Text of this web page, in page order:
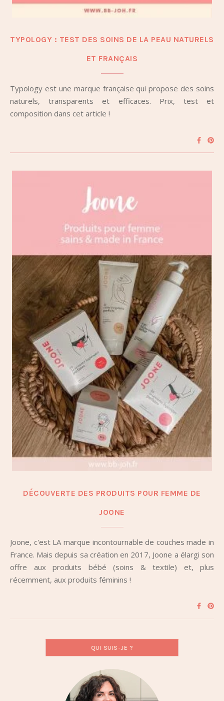
TYPOLOGY : TEST DES SOINS DE LA PEAU NATURELS
ET FRANÇAIS
Typology est une marque française qui propose des soins
naturels, transparents et efficaces. Prix, test et
composition dans cet article !
DÉCOUVERTE DES PRODUITS POUR FEMME DE
JOONE
Joone, c'est LA marque incontournable de couches made in
France. Mais depuis sa création en 2017, Joone a élargi son
offre aux produits bébé (soins & textile) et, plus
récemment, aux produits féminins !
QUI SUIS-JE ?